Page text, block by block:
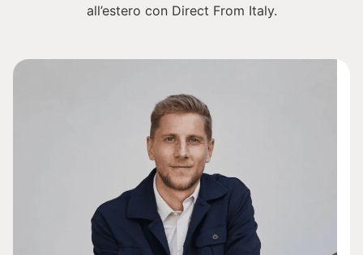
all’estero con Direct From Italy.